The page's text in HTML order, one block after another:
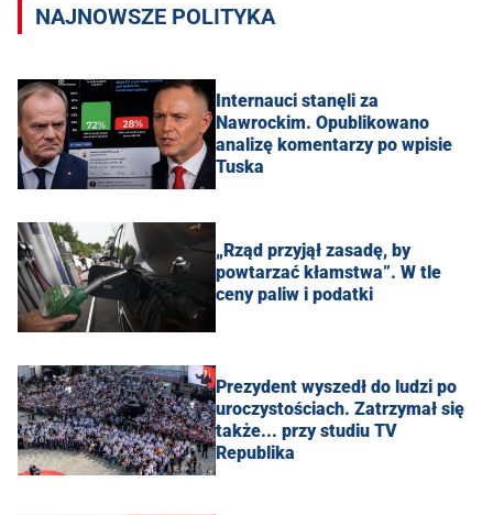
NAJNOWSZE POLITYKA
Internauci stanęli za
Nawrockim. Opublikowano
analizę komentarzy po wpisie
Tuska
„Rząd przyjął zasadę, by
powtarzać kłamstwa”. W tle
ceny paliw i podatki
Prezydent wyszedł do ludzi po
uroczystościach. Zatrzymał się
także... przy studiu TV
Republika